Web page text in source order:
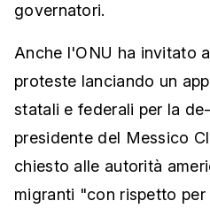
governatori.
Anche l'ONU ha invitato
proteste lanciando un
statali e federali per la
presidente del Messico
chiesto alle autorità
migranti "con rispetto per